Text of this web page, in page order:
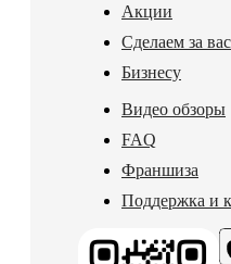
Акции
Сделаем за вас
Бизнесу
Видео обзоры
FAQ
Франшиза
Поддержка и